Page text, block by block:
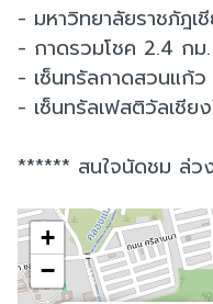
- มหาวิทยาลัยราชภัฎเ
- กาดรวมโชค 2.4 กม.
- เซ็นทรัลกาดสวนแก้
- เซ็นทรัลเฟสติวัลเชีย
****** สนใจนัดชม ล่ว
+
−